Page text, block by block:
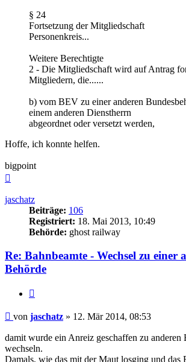
§ 24
Fortsetzung der Mitgliedschaft
Personenkreis...
Weitere Berechtigte
2 - Die Mitgliedschaft wird auf Antrag
Mitgliedern, die......
b) vom BEV zu einer anderen
einem anderen Dienstherrn
abgeordnet oder versetzt werden,
Hoffe, ich konnte helfen.
bigpoint
jaschatz
Beiträge: 106
Registriert: 18. Mai 2013, 10:49
Behörde: ghost railway
Re: Bahnbeamte - Wechsel zu einer
Behörde
Beitrag
von jaschatz » 12. Mär 2014, 08:53
damit wurde ein Anreiz geschaffen zu anderen
wechseln.
Damals, wie das mit der Maut losging und das